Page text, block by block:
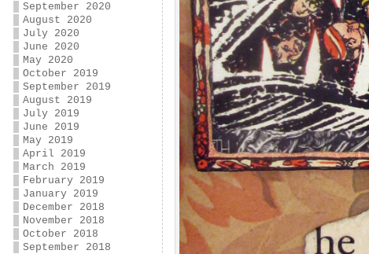
September 2020
August 2020
July 2020
June 2020
May 2020
October 2019
September 2019
August 2019
July 2019
June 2019
May 2019
April 2019
March 2019
February 2019
January 2019
December 2018
November 2018
October 2018
September 2018